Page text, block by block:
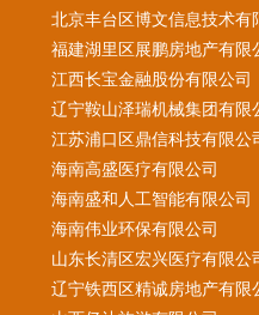
北京丰台区博文信息技术有
福建湖里区展鹏房地产有限
江西长宝金融股份有限公司
辽宁鞍山泽瑞机械集团有限
江苏浦口区鼎信科技有限公
海南高盛医疗有限公司
海南盛和人工智能有限公司
海南伟业环保有限公司
山东长清区宏兴医疗有限公
辽宁铁西区精诚房地产有限